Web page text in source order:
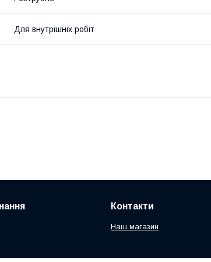
Для внутрішніх робіт
Контакти
Наш магазин